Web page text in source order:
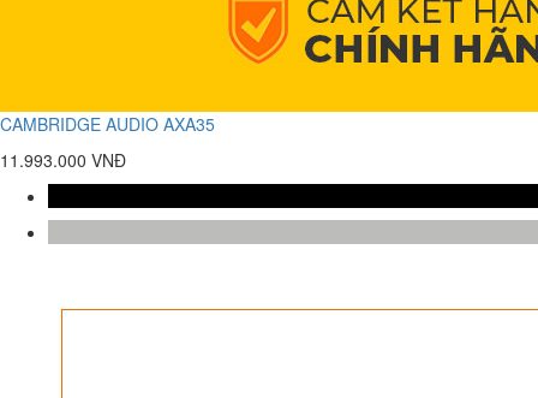
CAMBRIDGE AUDIO AXA35
11.993.000 VNĐ